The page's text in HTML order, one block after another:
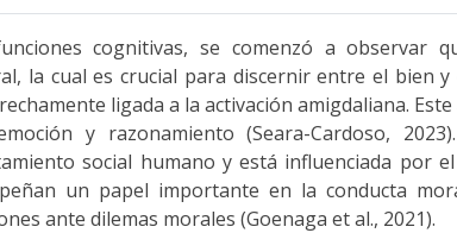
cognitivas, se comenzó a observar
la cual es crucial para discernir entre el bien y
ligada a la activación amigdaliana.
y razonamiento (Seara-Cardoso,
social humano y está influenciada por
un papel importante en la conducta
ante dilemas morales (Goenaga et al., 2021).